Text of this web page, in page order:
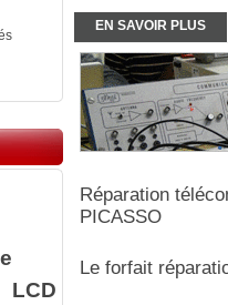
LCD
EN SAVOIR PLUS
Réparation
PICASSO
Le forfait